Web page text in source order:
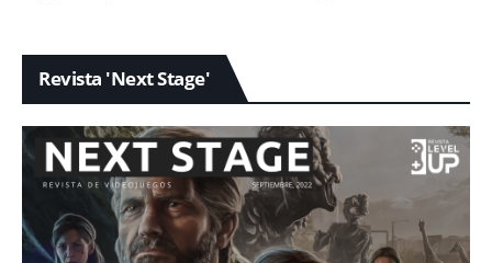
Revista 'Next Stage'